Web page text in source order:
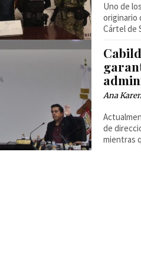
Uno de
originario
Cártel de
Ana
de
mientras